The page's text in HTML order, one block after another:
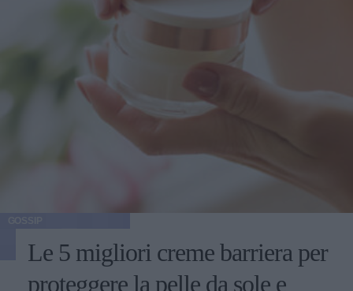
Le 5 migliori creme barriera per
proteggere la pelle da sole e